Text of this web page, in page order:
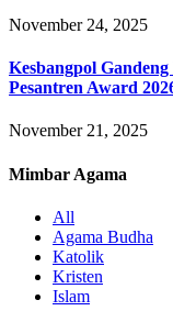
November 24, 2025
Kesbangpol
Pesantren Award
November 21, 2025
Mimbar Agama
All
Agama Budha
Katolik
Kristen
Islam